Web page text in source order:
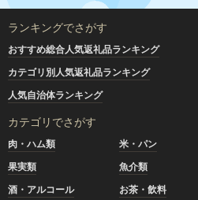
ランキングでさがす
おすすめ総合人気返礼品ランキング
カテゴリ別人気返礼品ランキング
人気自治体ランキング
カテゴリでさがす
肉・ハム類 米・パン
果実類
魚介類
酒・アルコール
お茶・飲料